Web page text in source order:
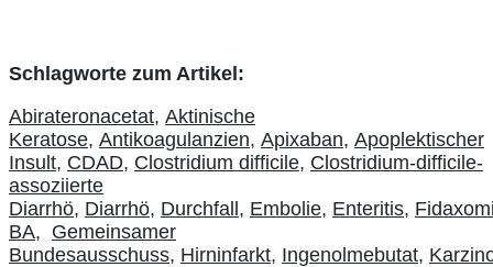
Schlagworte zum Artikel:
Abirateronacetat, Aktinische
Keratose, Antikoagulanzien, Apixaban, Apoplektischer
Insult, CDAD, Clostridium difficile, Clostridium-difficile-
assoziierte
Diarrhö, Diarrhö, Durchfall, Embolie, Enteritis,
BA, Gemeinsamer
Bundesausschuss, Hirninfarkt, Ingenolmebutat,